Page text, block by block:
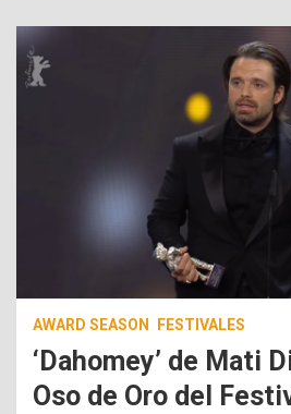
AWARD SEASON FESTIVALES
‘Dahomey’ de Mati
Oso de Oro del